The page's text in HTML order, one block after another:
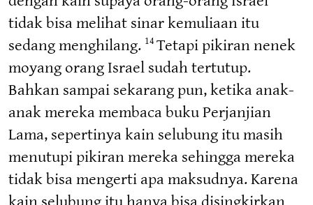
tidak bisa melihat sinar kemuliaan itu
sedang menghilang. 14 Tetapi pikiran nenek
moyang orang Israel sudah tertutup.
Bahkan sampai sekarang pun, ketika anak-
anak mereka membaca buku Perjanjian
Lama, sepertinya kain selubung itu masih
menutupi pikiran mereka sehingga mereka
tidak bisa mengerti apa maksudnya. Karena
kain selubung itu hanya bisa disingkirkan